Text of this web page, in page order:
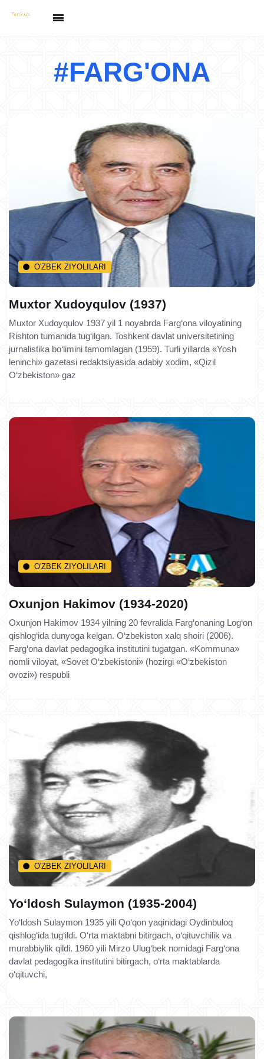
#FARG'ONA
O'ZBEK ZIYOLILARI
Muxtor Xudoyqulov (1937)
Muxtor Xudoyqulov 1937 yil 1 noyabrda Farg‘ona viloyatining
Rishton tumanida tug‘ilgan. Toshkent davlat universitetining
jurnalistika bo‘limini tamomlagan (1959). Turli yillarda «Yosh
leninchi» gazetasi redaktsiyasida adabiy xodim, «Qizil
O‘zbekiston» gaz
O'ZBEK ZIYOLILARI
Oxunjon Hakimov (1934-2020)
Oxunjon Hakimov 1934 yilning 20 fevralida Farg‘onaning Log‘on
qishlog‘ida dunyoga kelgan. O‘zbekiston xalq shoiri (2006).
Farg‘ona davlat pedagogika institutini tugatgan. «Kommuna»
nomli viloyat, «Sovet O‘zbekistoni» (hozirgi «O‘zbekiston
ovozi») respubli
O'ZBEK ZIYOLILARI
Yo‘ldosh Sulaymon (1935-2004)
Yo‘ldosh Sulaymon 1935 yili Qo‘qon yaqinidagi Oydinbuloq
qishlog‘ida tug‘ildi. O‘rta maktabni bitirgach, o‘qituvchilik va
murabbiylik qildi. 1960 yili Mirzo Ulug‘bek nomidagi Farg‘ona
davlat pedagogika institutini bitirgach, o‘rta maktablarda
o‘qituvchi,